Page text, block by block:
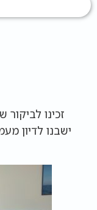
זכינו
ישבנו לדיון